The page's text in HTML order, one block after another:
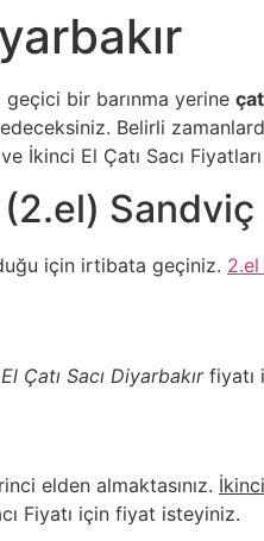
geçici bir barınma yerine
Belirli
El Çatı Sacı Fiyatları
Sandviç
için irtibata geçiniz.
Çatı Sacı Diyarbakırfiyatı
elden almaktasınız.
Fiyatı için fiyat isteyiniz.